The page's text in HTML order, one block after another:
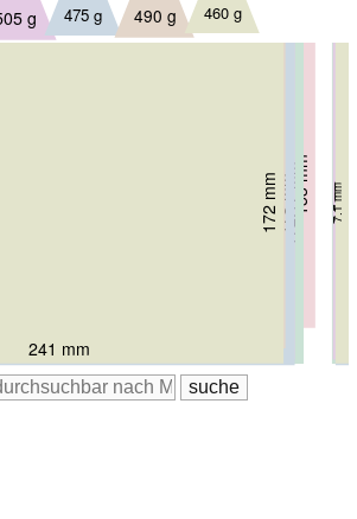
153 mm 8 mm
251.77 mm
172.17 mm 8.95 mm
247 mm
170 mm 8.4 mm
g
247 mm
173 mm 7.1 mm
475 g
164 mm 7 mm
490 g
241 mm
172 mm 7.1 mm
460 g